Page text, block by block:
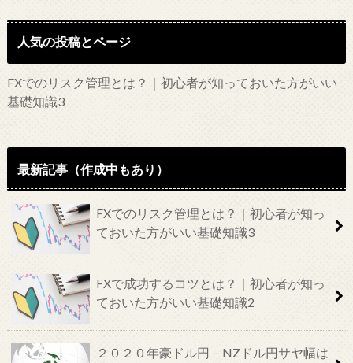
人気の投稿とページ
FXでのリスク管理とは？｜初心者が知っておいた方がいい
基礎知識3
最新記事（作成中もあり）
FXでのリスク管理とは？｜初心者が知っ
ておいた方がいい基礎知識3
FXで成功するコツとは？｜初心者が知っ
ておいた方がいい基礎知識2
２０２０年豪ドル円－NZドル円サヤ幅は